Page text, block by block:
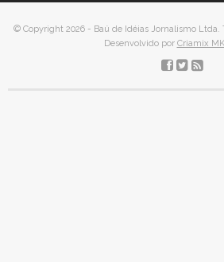
© Copyright 2026 - Baú de Idéias Jornalismo Ltda.
Desenvolvido por Criamix